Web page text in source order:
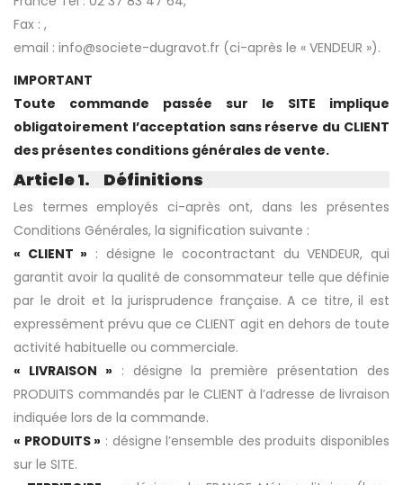
Fax : ,
email : info@societe-dugravot.fr (ci-après le « VENDEUR »).
IMPORTANT
Toute commande passée sur le SITE implique
obligatoirement l’acceptation sans réserve du CLIENT
des présentes conditions générales de vente.
Article 1. Définitions
Les termes employés ci-après ont, dans les présentes
Conditions Générales, la signification suivante :
« CLIENT » : désigne le cocontractant du VENDEUR, qui
garantit avoir la qualité de consommateur telle que définie
par le droit et la jurisprudence française. A ce titre, il est
expressément prévu que ce CLIENT agit en dehors de toute
activité habituelle ou commerciale.
« LIVRAISON »: désigne la première présentation des
PRODUITS commandés par le CLIENT à l’adresse de livraison
indiquée lors de la commande.
« PRODUITS » : désigne l’ensemble des produits disponibles
sur le SITE.